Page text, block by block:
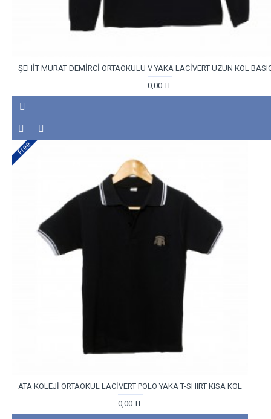
ŞEHİT MURAT DEMİRCİ ORTAOKULU V YAKA LACİVERT UZUN KOL
0,00 TL
Free
ATA KOLEJİ ORTAOKUL LACİVERT POLO YAKA T-SHIRT KISA KOL
0,00 TL